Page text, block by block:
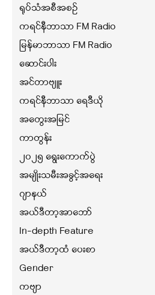
ရုပ်သံအစီအစဉ်
ကရင်နီဘာသာ FM Radio
မြန်မာဘာသာ FM Radio
ဆောင်းပါး
အင်တာဗျူး
ကရင်နီဘာသာ ရေဒီယို
အတွေးအမြင်
ကာတွန်း
၂၀၂၅ ရွေးကောက်ပွဲ
အမျိုးသမီးအခွင့်အရေး
ဂျာနယ်
အယ်ဒီတာ့အာဘော်
In-depth Feature
အယ်ဒီတာ့ထံ ပေးစာ
Gender
ကဗျာ